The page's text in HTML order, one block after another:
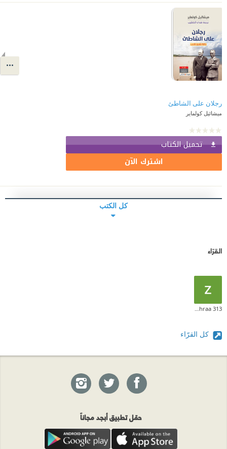
رجلان على الشاطئ
ميشائيل كولماير
تحميل الكتاب
اشترك الآن
كل الكتب
القرّاء
zahraa 313
كل القرّاء
حمّل تطبيق أبجد مجاناً